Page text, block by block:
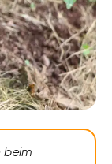
beim